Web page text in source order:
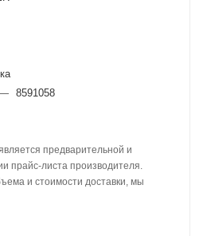
8591058
предварительной и
прайс-листа производителя.
и стоимости доставки, мы